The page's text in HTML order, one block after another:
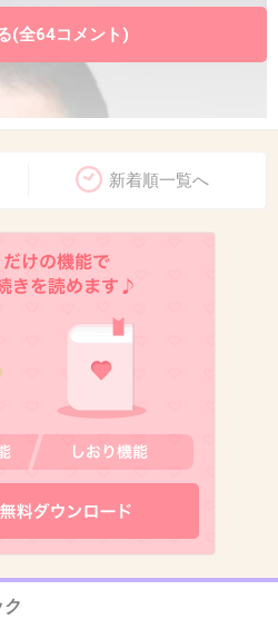
(全64コメント)
新着順一覧へ